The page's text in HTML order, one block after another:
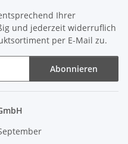
Ihrer
und jederzeit widerruflich
per E-Mail zu.
Abonnieren